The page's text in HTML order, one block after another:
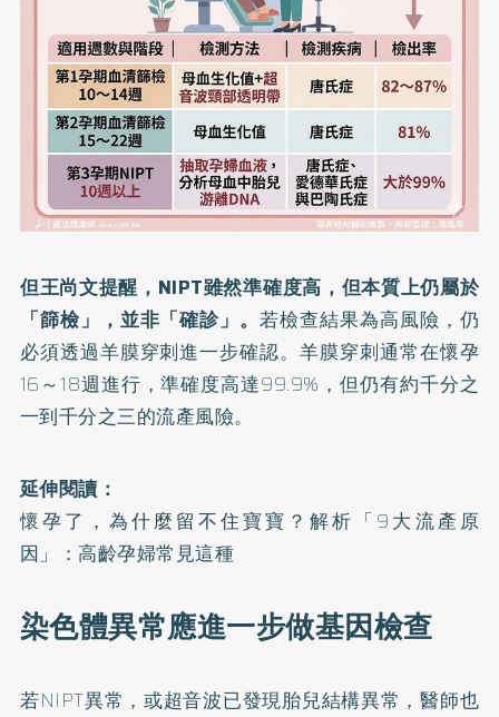
但王尚文提醒，NIPT雖然準確度高，但本質上仍屬於
「篩檢」，並非「確診」。若檢查結果為高風險，仍
必須透過羊膜穿刺進一步確認。羊膜穿刺通常在懷孕
16～18週進行，準確度高達99.9%，但仍有約千分之
一到千分之三的流產風險。
延伸閱讀：
懷孕了，為什麼留不住寶寶？解析「9大流產原
因」：高齡孕婦常見這種
染色體異常應進一步做基因檢查
若NIPT異常，或超音波已發現胎兒結構異常，醫師也